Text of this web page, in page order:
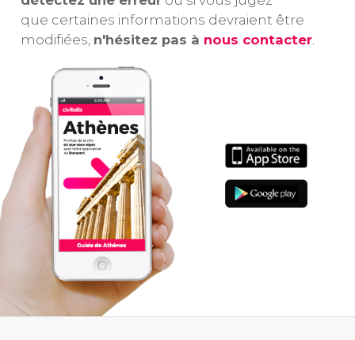
que certaines informations devraient être
modifiées, n'hésitez pas à nous contacter.